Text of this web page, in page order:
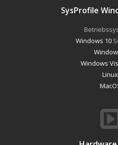
SysProfile
Windows 10
Windows
Linux